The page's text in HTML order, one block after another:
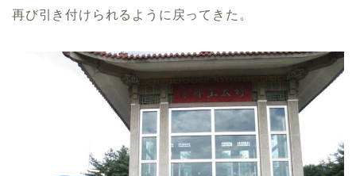
再び引き付けられるように戻ってきた。